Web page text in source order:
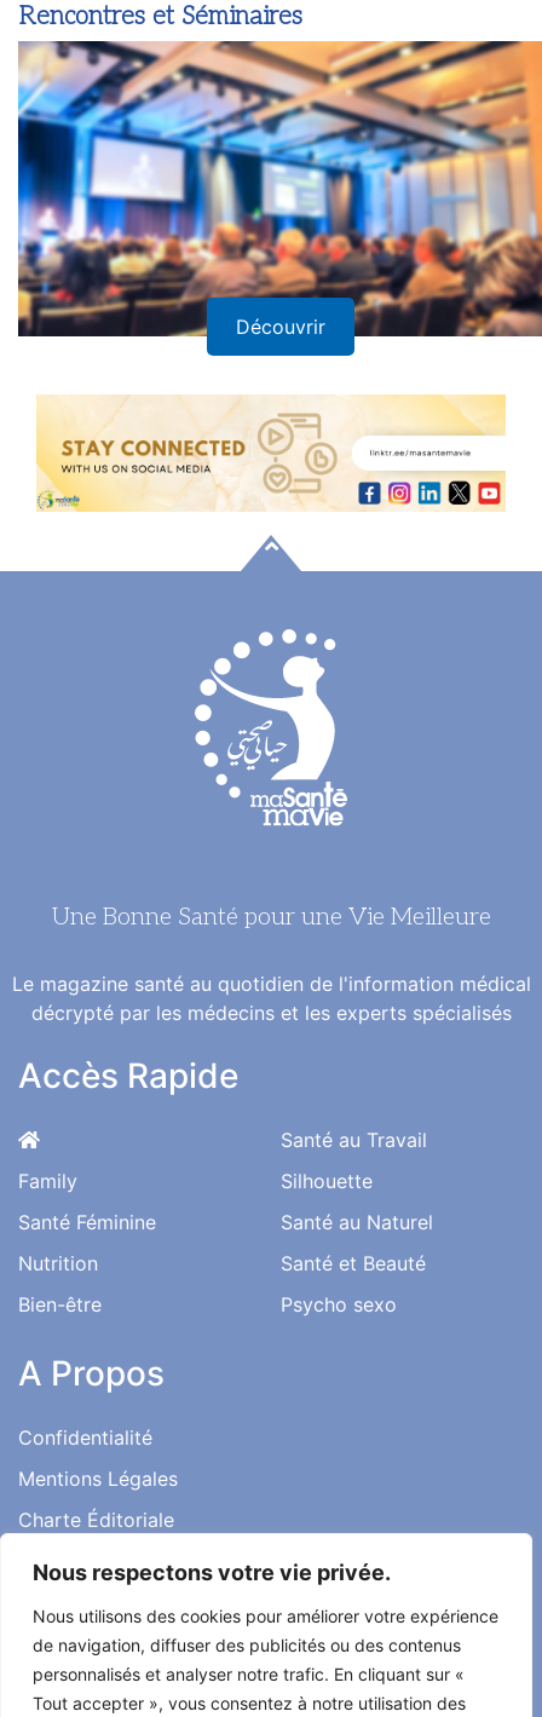
Nous respectons votre vie privée.
Nous utilisons des cookies pour améliorer votre expérience
de navigation, diffuser des publicités ou des contenus
personnalisés et analyser notre trafic. En cliquant sur «
Tout accepter », vous consentez à notre utilisation des
Rencontres et Séminaires
Découvrir
Une Bonne Santé pour une Vie Meilleure
Le magazine santé au quotidien de l'information médical
décrypté par les médecins et les experts spécialisés
Accès Rapide
Family
Santé Féminine
Nutrition
Bien-être
Santé au Travail
Silhouette
Santé au Naturel
Santé et Beauté
Psycho sexo
A Propos
Confidentialité
Mentions Légales
Charte Éditoriale
Conditions d’utilisation
Témoignages